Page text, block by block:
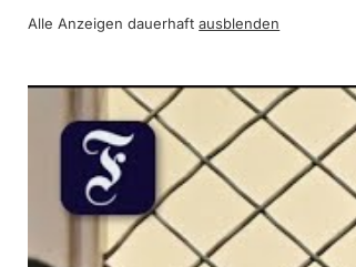
Alle Anzeigen dauerhaftausblenden